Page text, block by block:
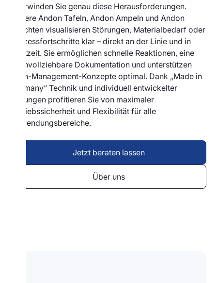
überwinden Sie genau diese Herausforderungen.
Unsere Andon Tafeln, Andon Ampeln und Andon
Leuchten visualisieren Störungen, Materialbedarf oder
Prozessfortschritte klar – direkt an der Linie und in
Echtzeit. Sie ermöglichen schnelle Reaktionen, eine
nachvollziehbare Dokumentation und unterstützen
Lean-Management-Konzepte optimal. Dank „Made in
Germany“ Technik und individuell entwickelter
Lösungen profitieren Sie von maximaler
Betriebssicherheit und Flexibilität für alle
Anwendungsbereiche.
Jetzt beraten lassen
Über uns